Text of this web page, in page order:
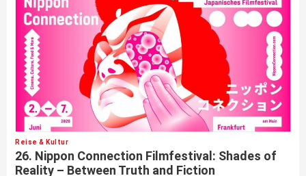
Reise & Kultur
26. Nippon Connection Filmfestival: Shades of
Reality – Between Truth and Fiction